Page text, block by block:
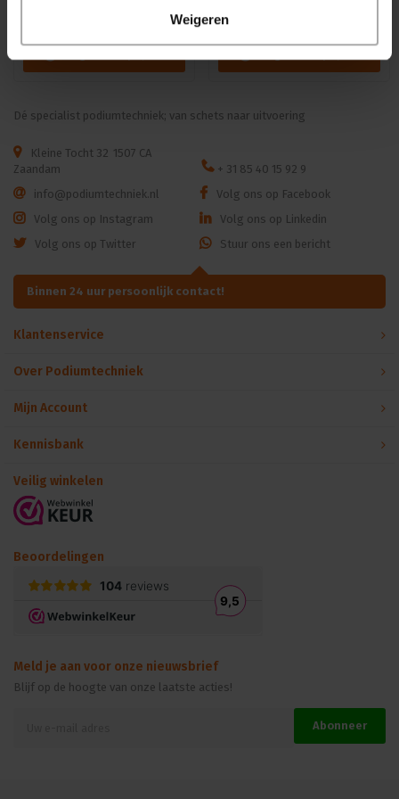
WeigerenCMY | 29dB(A) | 18 gobo's
Dé specialist podiumtechniek; van schets naar uitvoering
Kleine Tocht 32 1507 CA
Zaandam
+ 31 85 40 15 92 9
info@podiumtechniek.nl
Volg ons op Facebook
Volg ons op Instagram
Volg ons op Linkedin
Volg ons op Twitter
Stuur ons een bericht
Binnen 24 uur persoonlijk contact!
Klantenservice
Over Podiumtechniek
Mijn Account
Kennisbank
Veilig winkelen
Beoordelingen
Meld je aan voor onze nieuwsbrief
Blijf op de hoogte van onze laatste acties!
Abonneer